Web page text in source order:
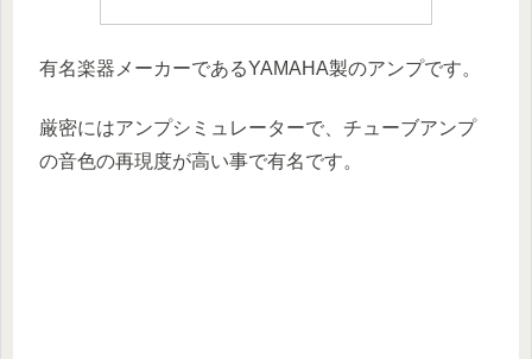
有名楽器メーカーであるYAMAHA製のアンプです。
厳密にはアンプシミュレーターで、チューブアンプ
の音色の再現度が高い事で有名です。